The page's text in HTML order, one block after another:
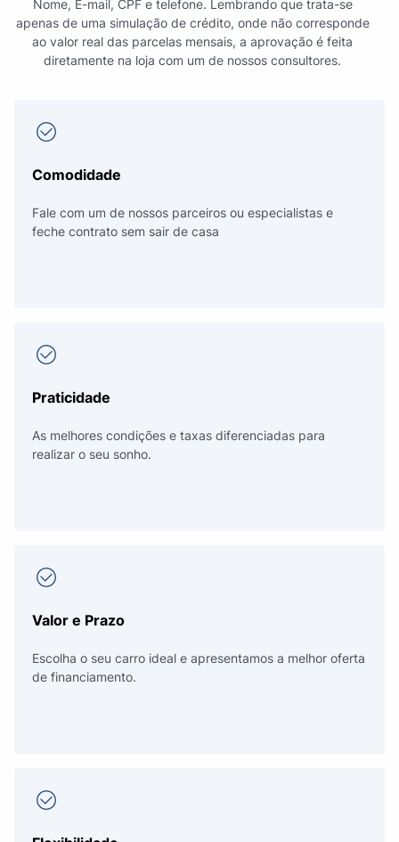
Nome, E-mail, CPF e telefone. Lembrando que trata-se
apenas de uma simulação de crédito, onde não corresponde
ao valor real das parcelas mensais, a aprovação é feita
diretamente na loja com um de nossos consultores.
Comodidade
Fale com um de nossos parceiros ou especialistas e
feche contrato sem sair de casa
Praticidade
As melhores condições e taxas diferenciadas para
realizar o seu sonho.
Valor e Prazo
Escolha o seu carro ideal e apresentamos a melhor oferta
de financiamento.